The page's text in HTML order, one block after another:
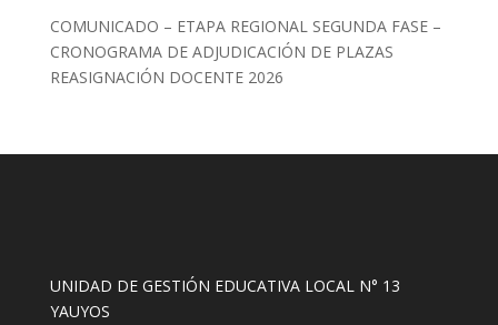
COMUNICADO – ETAPA REGIONAL SEGUNDA FASE –
CRONOGRAMA DE ADJUDICACIÓN DE PLAZAS
REASIGNACIÓN DOCENTE 2026
UNIDAD DE GESTIÓN EDUCATIVA LOCAL N° 13
YAUYOS